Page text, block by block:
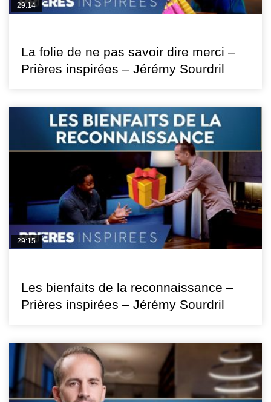
29:14
La folie de ne pas savoir dire merci –
Prières inspirées – Jérémy Sourdril
29:15
Les bienfaits de la reconnaissance –
Prières inspirées – Jérémy Sourdril